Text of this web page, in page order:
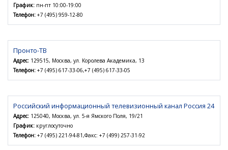
График: пн-пт 10:00-19:00
Телефон: +7 (495) 959-12-80
Пронто-ТВ
Адрес: 129515, Москва, ул. Королева Академика, 13
Телефон: +7 (495) 617-33-06,+7 (495) 617-33-05
Российский информационный телевизионный канал Россия 24
Адрес: 125040, Москва, ул. 5-я Ямского Поля, 19/21
График: круглосуточно
Телефон: +7 (495) 221-94-81,Факс: +7 (499) 257-31-92